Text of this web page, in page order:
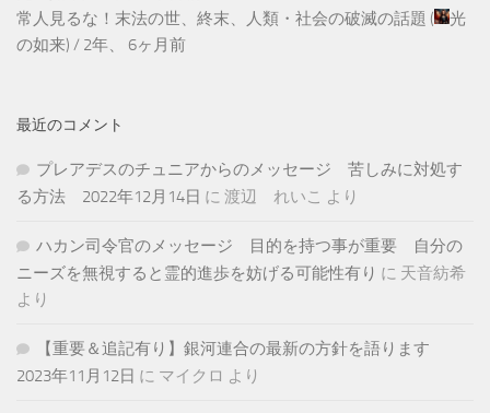
常人見るな！末法の世、終末、人類・社会の破滅の話題 (
光
の如来) / 2年、 6ヶ月前
最近のコメント
プレアデスのチュニアからのメッセージ 苦しみに対処す
る方法 2022年12月14日 に 渡辺 れいこ より
ハカン司令官のメッセージ 目的を持つ事が重要 自分の
ニーズを無視すると霊的進歩を妨げる可能性有り に 天音紡希
より
【重要＆追記有り】銀河連合の最新の方針を語ります
2023年11月12日 に マイクロ より